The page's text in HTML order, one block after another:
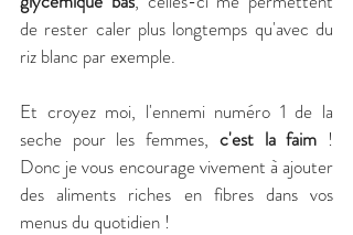
de rester caler plus longtemps qu'avec du
riz blanc par exemple.
Et croyez moi, l'ennemi numéro 1 de la
seche pour les femmes, c'est la faim !
Donc je vous encourage vivement à ajouter
des aliments riches en fibres dans vos
menus du quotidien !